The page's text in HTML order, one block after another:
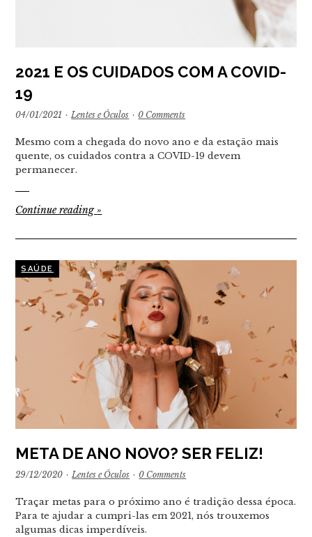
2021 E OS CUIDADOS COM A COVID-
19
04/01/2021 · Lentes e Óculos · 0 Comments
Mesmo com a chegada do novo ano e da estação mais
quente, os cuidados contra a COVID-19 devem
permanecer.
Continue reading»
SAÚDE
META DE ANO NOVO? SER FELIZ!
29/12/2020 · Lentes e Óculos · 0 Comments
Traçar metas para o próximo ano é tradição dessa época.
Para te ajudar a cumpri-las em 2021, nós trouxemos
algumas dicas imperdíveis.